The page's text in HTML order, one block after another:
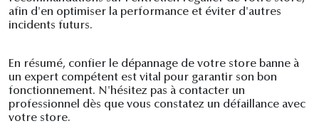
afin d'en optimiser la performance et éviter d'autres
incidents futurs.
En résumé, confier le dépannage de votre store banne à
un expert compétent est vital pour garantir son bon
fonctionnement. N'hésitez pas à contacter un
professionnel dès que vous constatez un défaillance avec
votre store.